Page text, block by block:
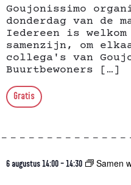
Goujonissimo
donderdag van de
Iedereen is
samenzijn, om
collega's van
Buurtbewoners […]
Gratis
6 augustus 14:00-14:30 Samen